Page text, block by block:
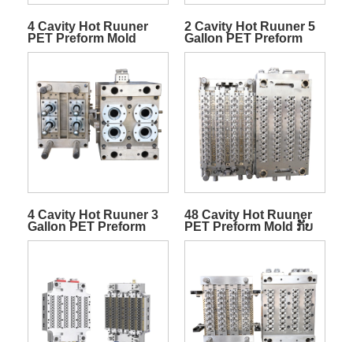
4 Cavity Hot Ruuner
PET Preform Mold
2 Cavity Hot Ruuner 5
Gallon PET Preform
Mold
4 Cavity Hot Ruuner 3
Gallon PET Preform
Mold
48 Cavity Hot Ruuner
PET Preform Mold ກັບ
Valve Gate